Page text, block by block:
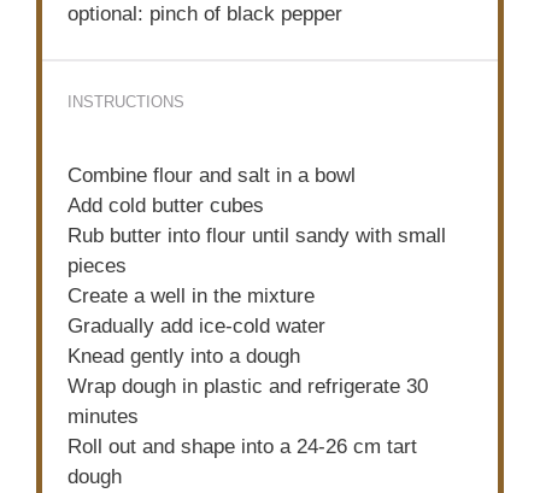
optional: pinch of black pepper
INSTRUCTIONS
Combine flour and salt in a bowl
Add cold butter cubes
Rub butter into flour until sandy with small
pieces
Create a well in the mixture
Gradually add ice-cold water
Knead gently into a dough
Wrap dough in plastic and refrigerate 30
minutes
Roll out and shape into a 24-26 cm tart
dough